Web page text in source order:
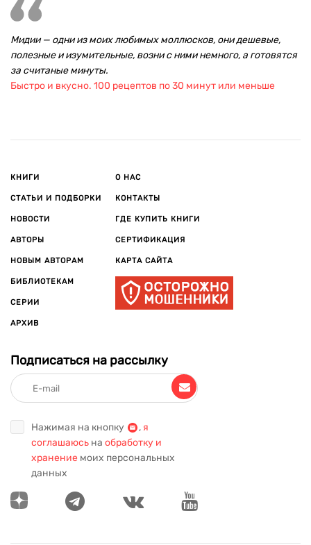
Мидии — одни из моих любимых моллюсков, они дешевые,
полезные и изумительные, возни с ними немного, а готовятся
за считаные минуты.
Быстро и вкусно. 100 рецептов по 30 минут или меньше
КНИГИ
СТАТЬИ И ПОДБОРКИ
НОВОСТИ
АВТОРЫ
НОВЫМ АВТОРАМ
БИБЛИОТЕКАМ
СЕРИИ
АРХИВ
О НАС
КОНТАКТЫ
ГДЕ КУПИТЬ КНИГИ
СЕРТИФИКАЦИЯ
КАРТА САЙТА
Подписаться на рассылку
Нажимая на кнопку , я
соглашаюсь на обработку и
хранение моих персональных
данных